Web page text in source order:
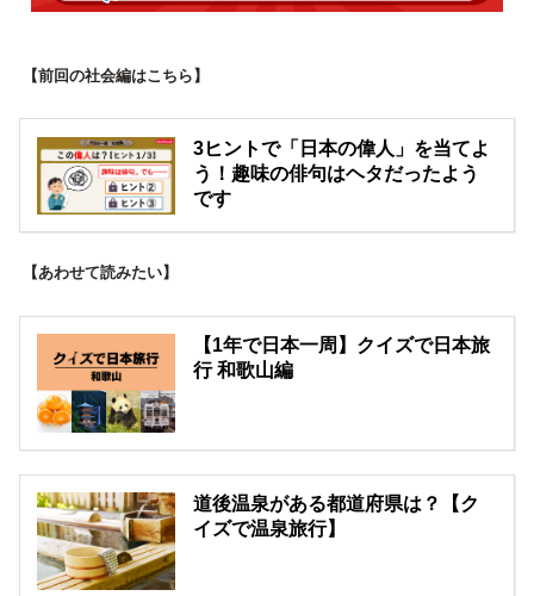
【前回の社会編はこちら】
3ヒントで「日本の偉人」を当てよ
う！趣味の俳句はヘタだったよう
です
【あわせて読みたい】
【1年で日本一周】クイズで日本旅
行 和歌山編
道後温泉がある都道府県は？【ク
イズで温泉旅行】